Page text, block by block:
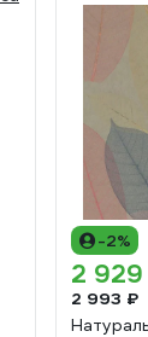
-2%
2
2 993 ₽